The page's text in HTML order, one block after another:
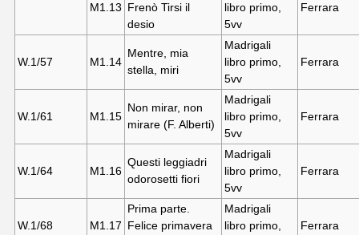
M1.13 Frenò Tirsi il
desio
libro primo,
5vv
Ferrara
W.1/57 M1.14
Mentre, mia
stella, miri
Madrigali
libro primo,
5vv
Ferrara
W.1/61 M1.15
Non mirar, non
mirare (F. Alberti)
Madrigali
libro primo,
5vv
Ferrara
W.1/64 M1.16
Questi leggiadri
odorosetti fiori
Madrigali
libro primo,
5vv
Ferrara
W.1/68 M1.17
Prima parte.
Felice primavera
Madrigali
libro primo,
Ferrara